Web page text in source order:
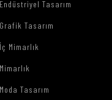
Endüstriyel Tasarım
Grafik Tasarım
İç Mimarlık
Mimarlık
Moda Tasarım